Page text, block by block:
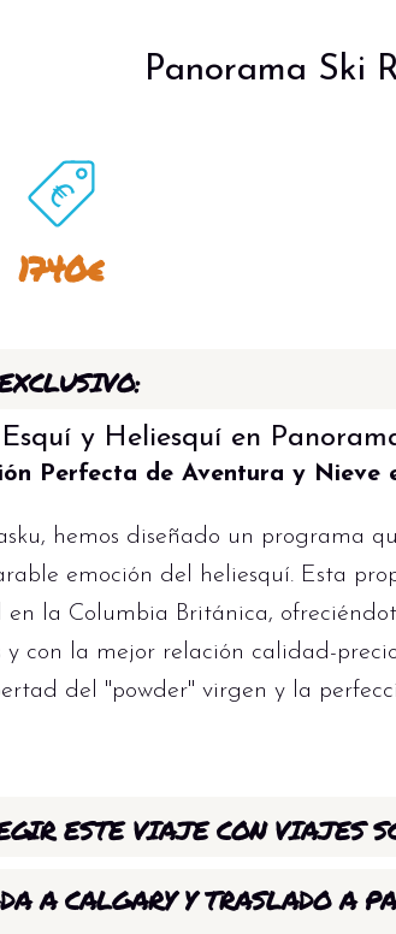
Panorama Ski
1740€
y Heliesquí en
Perfecta de Aventura y Nieve
hemos diseñado un programa
emoción del heliesquí. Esta
la Columbia Británica,
y con la mejor relación calidad-
del "powder" virgen y la
ESTE VIAJE CON VIAJES
décadas dedicado al mundo de
somosespecialistas en viajes de
A CALGARY Y TRASLADO A